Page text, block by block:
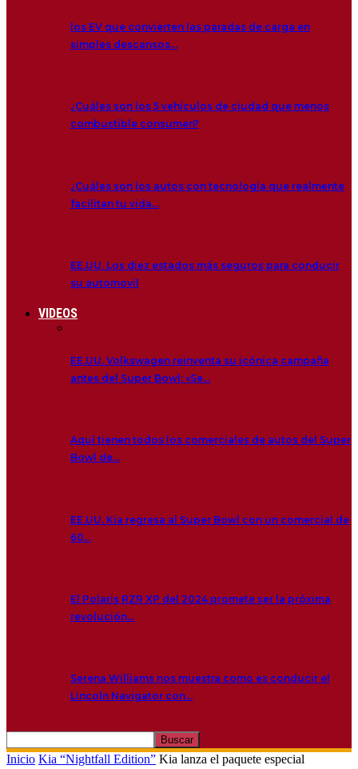
los EV que convierten las paradas de carga en
simples descansos…
¿Cuáles son los 5 vehículos de ciudad que menos
combustible consumen?
¿Cuáles son los autos con tecnología que realmente
facilitan tu vida…
EE.UU. Los diez estados más seguros para conducir
su automovil
VIDEOS
EE.UU. Volkswagen reinventa su icónica campaña
antes del Super Bowl: «Se…
Aquí tienen todos los comerciales de autos del Super
Bowl de…
EE.UU. Kia regresa al Super Bowl con un comercial de
60…
El Polaris RZR XP del 2024 promete ser la próxima
revolución…
Serena Williams nos muestra como es conducir el
Lincoln Navigator con…
Inicio Kia “Nightfall Edition” Kia lanza el paquete especial